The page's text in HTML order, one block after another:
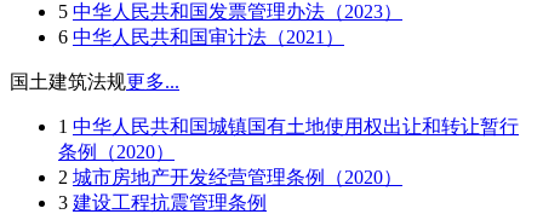
5 中华人民共和国发票管理办法（2023）
6 中华人民共和国审计法（2021）
国土建筑法规更多...
1 中华人民共和国城镇国有土地使用权出让和转让暂行
条例（2020）
2 城市房地产开发经营管理条例（2020）
3 建设工程抗震管理条例